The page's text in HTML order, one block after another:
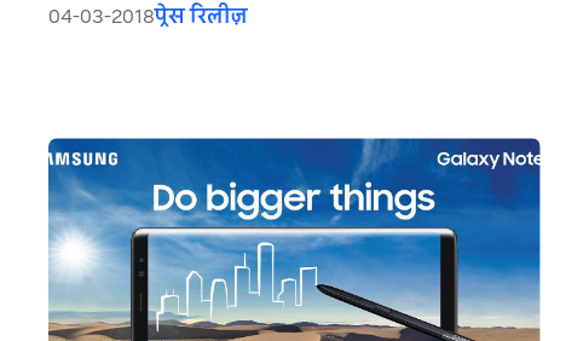
8,000 रुपये तक का कैशबैक
04-03-2018प्रेस रिलीज़